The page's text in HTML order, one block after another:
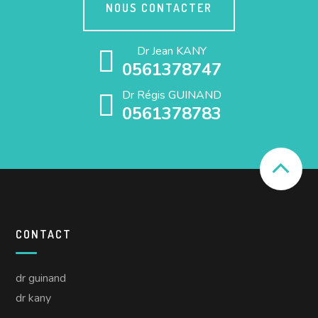
NOUS CONTACTER
Dr Jean KANY
0561378747
Dr Régis GUINAND
0561378783
CONTACT
dr guinand
dr kany